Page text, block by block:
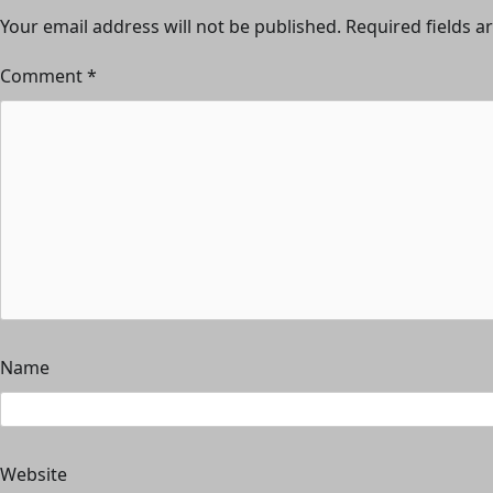
Your email address will not be published. Required fields
Comment*
Name
Website